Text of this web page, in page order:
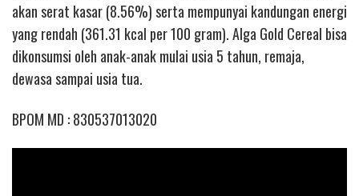
akan serat kasar (8.56%) serta mempunyai kandungan energi
yang rendah (361.31 kcal per 100 gram). Alga Gold Cereal bisa
dikonsumsi oleh anak-anak mulai usia 5 tahun, remaja,
dewasa sampai usia tua.
BPOM MD : 830537013020